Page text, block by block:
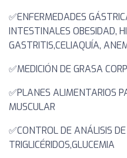
✅️ENFERMEDADES
INTESTINALES OBESIDAD,
GASTRITIS,CELIAQUÍA,
✅️MEDICIÓN DE GRASA
✅️PLANES ALIMENTARIOS
MUSCULAR
✅️CONTROL DE ANÁLISIS
TRIGLICÉRIDOS,GLUCEMIA